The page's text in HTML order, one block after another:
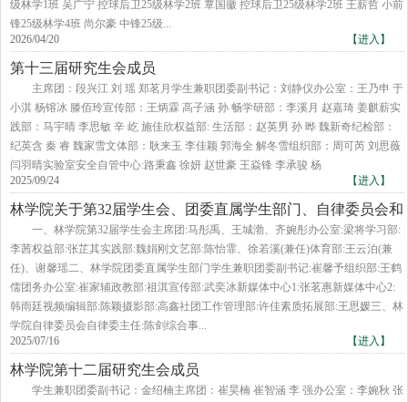
级林学1班 吴广宁 控球后卫25级林学2班 覃国徽 控球后卫25级林学2班 王薪哲 小前
锋25级林学4班 尚尔豪 中锋25级...
【进入】
2026/04/20
第十三届研究生会成员
主席团：段兴江 刘 瑶 郑茗月学生兼职团委副书记：刘静仪办公室：王乃申 于
小淇 杨镕冰 滕佰玲宣传部：王炳霖 高子涵 孙 畅学研部：李溪月 赵嘉琦 姜麒薪实
践部：马宇晴 李思敏 辛 屹 施佳欣权益部: 生活部：赵英男 孙 晔 魏新奇纪检部：
纪英含 秦 睿 魏家雪文体部：耿来玉 李佳颖 郭海全 解冬雪组织部：周可芮 刘思薇
闫羽晴实验室安全自管中心:路秉鑫 徐妍 赵世豪​ 王焱锋 李承骏 杨
【进入】
2025/09/24
林学院关于第32届学生会、团委直属学生部门、自律委员会和
易班工作站主要学生干部拟聘任名单
一、林学院第32届学生会主席团:马彤禹、王城渤、齐婉彤办公室:梁将学习部:
李茜权益部:张芷其实践部:魏娟刚文艺部:陈怡霏、徐若溪(兼任)体育部:王云泊(兼
任)、谢馨瑶二、林学院团委直属学生部门学生兼职团委副书记:崔馨予组织部:王鹤
儒团务办公室:崔家辅政教部:祖淇宣传部:武奕冰新媒体中心1:张茗惠新媒体中心2:
韩雨廷视频编辑部:陈颖摄影部:高鑫社团工作管理部:许佳素质拓展部:王思媛三、林
学院自律委员会自律委主任:陈剑综合事...
【进入】
2025/07/16
林学院第十二届研究生会成员
学生兼职团委副书记：金绍楠主席团：崔昊楠 崔智涵 李 强办公室：李婉秋 张